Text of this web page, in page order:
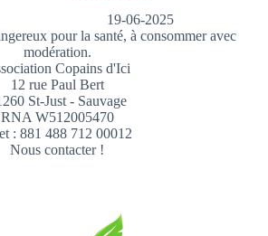
19-06-2025
pour la santé, à consommer avec
modération.
Copains d'Ici
12 rue Paul Bert
St-Just - Sauvage
RNA W512005470
: 881 488 712 00012
Nous contacter !